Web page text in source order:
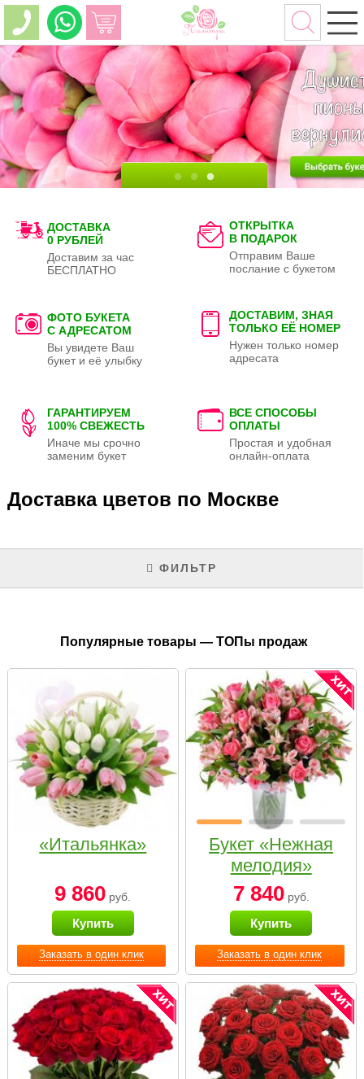
ДОСТАВКА
0 РУБЛЕЙ
Доставим за час
БЕСПЛАТНО
ОТКРЫТКА
В ПОДАРОК
Отправим Ваше
послание с букетом
ФОТО БУКЕТА
С АДРЕСАТОМ
Вы увидете Ваш
букет и её улыбку
ДОСТАВИМ, ЗНАЯ
ТОЛЬКО ЕЁ НОМЕР
Нужен только номер
адресата
ГАРАНТИРУЕМ
100% СВЕЖЕСТЬ
Иначе мы срочно
заменим букет
ВСЕ СПОСОБЫ
ОПЛАТЫ
Простая и удобная
онлайн-оплата
Доставка цветов по Москве
ФИЛЬТР
Популярные товары — ТОПы продаж
Заказать в один клик
«Итальянка»
9 860 руб.
Купить
Заказать в один клик
Букет «Нежная
мелодия»
7 840руб.
Купить